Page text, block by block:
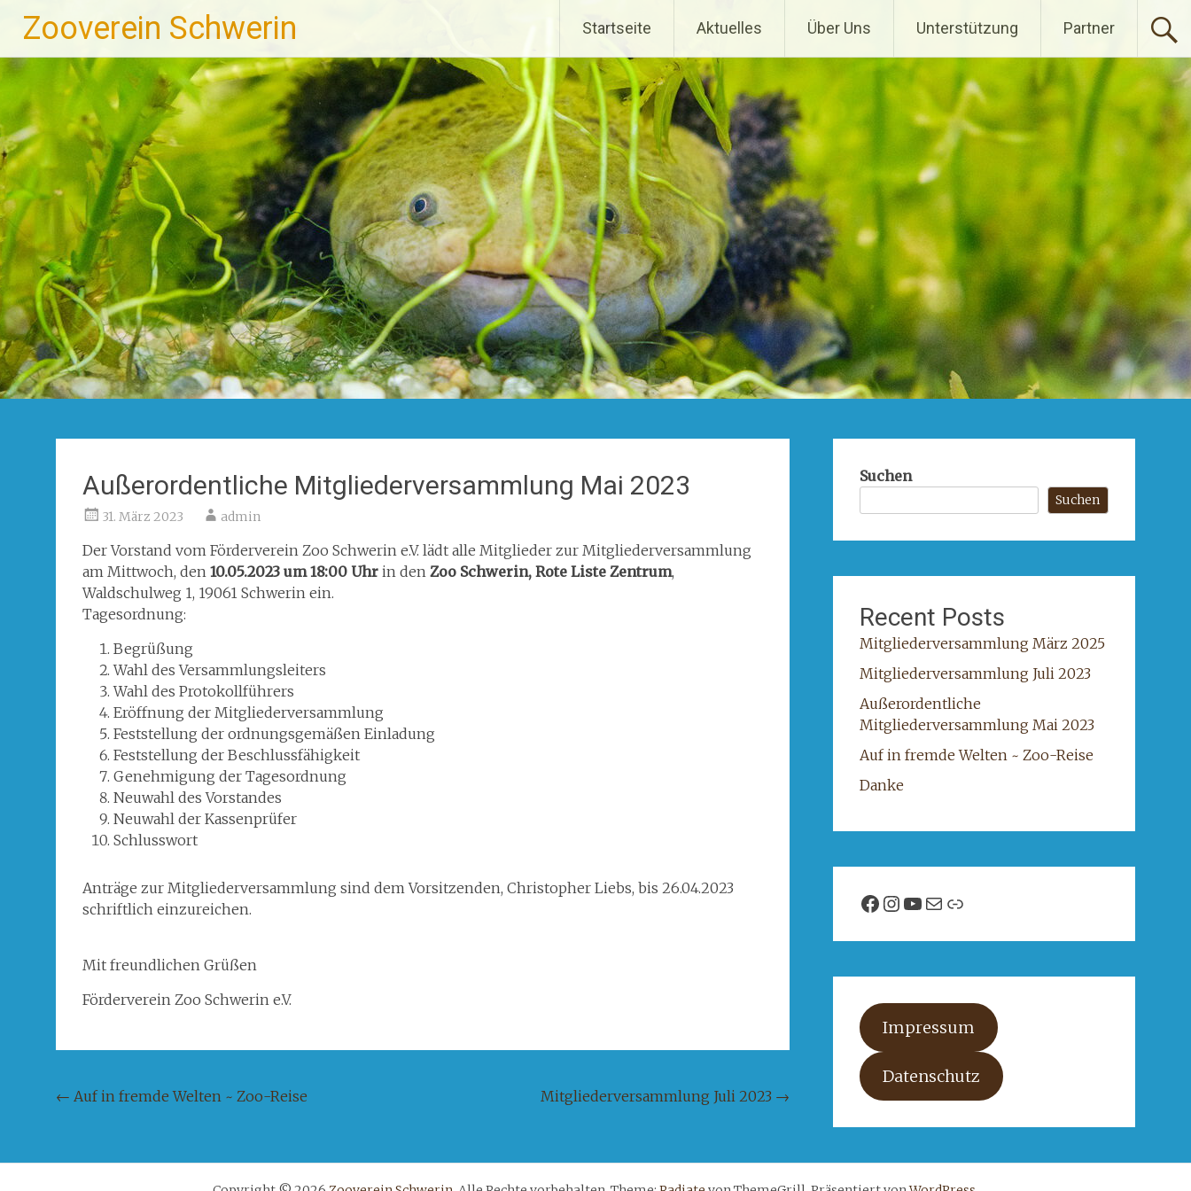
Inhalt
springen
Zooverein Schwerin Startseite Aktuelles Über Uns Unterstützung Partner
Außerordentliche Mitgliederversammlung Mai 2023
31. März 2023 admin
Der Vorstand vom Förderverein Zoo Schwerin e.V. lädt alle Mitglieder zur Mitgliederversammlung
am Mittwoch, den 10.05.2023 um 18:00 Uhr in den Zoo Schwerin, Rote Liste Zentrum,
Waldschulweg 1, 19061 Schwerin ein.
Tagesordnung:
Begrüßung
Wahl des Versammlungsleiters
Wahl des Protokollführers
Eröffnung der Mitgliederversammlung
Feststellung der ordnungsgemäßen Einladung
Feststellung der Beschlussfähigkeit
Genehmigung der Tagesordnung
Neuwahl des Vorstandes
Neuwahl der Kassenprüfer
Schlusswort
Anträge zur Mitgliederversammlung sind dem Vorsitzenden, Christopher Liebs, bis 26.04.2023
schriftlich einzureichen.
Mit freundlichen Grüßen
Förderverein Zoo Schwerin e.V.
Beitragsnavigation
← Auf in fremde Welten ~ Zoo-Reise Mitgliederversammlung Juli 2023 →
Suchen
Suchen
Recent Posts
Mitgliederversammlung März 2025
Mitgliederversammlung Juli 2023
Außerordentliche
Mitgliederversammlung Mai 2023
Auf in fremde Welten ~ Zoo-Reise
Danke
Facebook
Instagram
YouTube
E-MailLink
Impressum
Datenschutz